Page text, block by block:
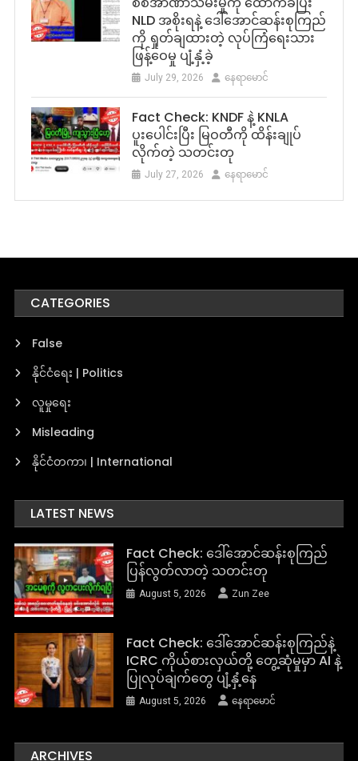
NLD အစိုးရနဲ့ ဒေါ်အောင်ဆန်းစုကြည်
ကို ရှုတ်ချထားတဲ့ လုပ်ကြံရေးသား
ဖြန့်ဝေမှု ပျံ့နှံ့ခဲ့
July 29, 2026 နေရာမောင်
Fact Check: KNDF နဲ့ KNLA
ပူးပေါင်းပြီး မြဝတီကို ထိန်းချုပ်
လိုက်တဲ့ သတင်းတု
July 27, 2026 နေရာမောင်
CATEGORIES
False
နိုင်ငံရေး | Politics
လူမှုရေး
Misleading
နိုင်ငံတကာ၊ | International
LATEST NEWS
Fact Check: ဒေါ်အောင်ဆန်းစုကြည်
ပြန်လွတ်လာတဲ့ သတင်းတု
August 5, 2026 Zun Zee
Fact Check: ဒေါ်အောင်ဆန်းစုကြည်နဲ့
ICRC ကိုယ်စားလှယ်တို့ တွေ့ဆုံမှုမှာ AI နဲ့
ပြုလုပ်ချက်တွေ ပျံ့နှံ့နေ
August 5, 2026 နေရာမောင်
ARCHIVES